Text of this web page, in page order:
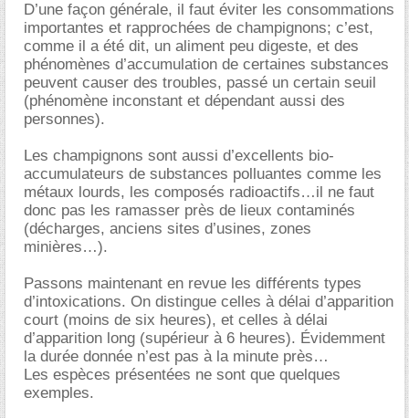
D’une façon générale, il faut éviter les consommations
importantes et rapprochées de champignons; c’est,
comme il a été dit, un aliment peu digeste, et des
phénomènes d’accumulation de certaines substances
peuvent causer des troubles, passé un certain seuil
(phénomène inconstant et dépendant aussi des
personnes).
Les champignons sont aussi d’excellents bio-
accumulateurs de substances polluantes comme les
métaux lourds, les composés radioactifs…il ne faut
donc pas les ramasser près de lieux contaminés
(décharges, anciens sites d’usines, zones
minières…).
Passons maintenant en revue les différents types
d’intoxications. On distingue celles à délai d’apparition
court (moins de six heures), et celles à délai
d’apparition long (supérieur à 6 heures). Évidemment
la durée donnée n’est pas à la minute près
Les espèces présentées ne sont que quelques
exemples.